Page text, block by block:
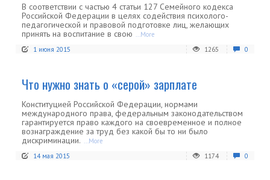
В соответствии с частью 4 статьи 127 Семейного кодекса
Российской Федерации в целях содействия психолого-
педагогической и правовой подготовке лиц, желающих
принять на воспитание в свою ...More
1 июня 2015
1265 0
Что нужно знать о «серой» зарплате
Конституцией Российской Федерации, нормами
международного права, федеральным законодательством
гарантируется право каждого на своевременное и полное
вознаграждение за труд без какой бы то ни было
дискриминации. ...More
14 мая 2015
1174 0